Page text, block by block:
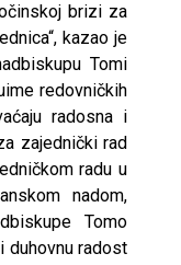
brizi za
kazao je
Tomi
redovničkih
radosna i
zajednički rad
radu u
nadom,
Tomo
duhovnu radost